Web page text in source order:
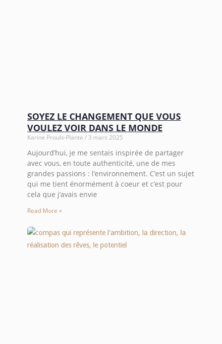
SOYEZ LE CHANGEMENT QUE VOUS
VOULEZ VOIR DANS LE MONDE
Karine Proulx-Plante 3 mars 2025
Aujourd’hui, je me sentais inspirée de partager
avec vous, en toute authenticité, une de mes
grandes passions : l’environnement. C’est un sujet
qui me tient énormément à coeur et c’est pour
cela que j’avais envie
Read More »